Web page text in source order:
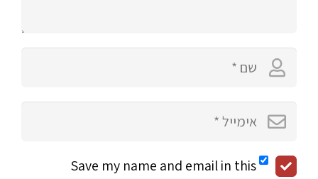
Save my name and email in this